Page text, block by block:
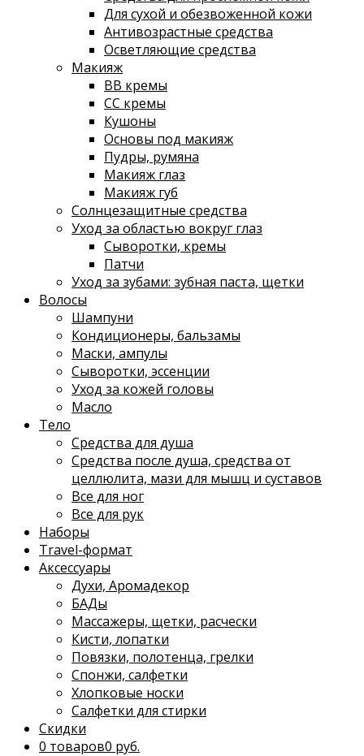
Для сухой и обезвоженной кожи
Антивозрастные средства
Осветляющие средства
Макияж
ВВ кремы
СС кремы
Кушоны
Основы под макияж
Пудры, румяна
Макияж глаз
Макияж губ
Солнцезащитные средства
Уход за областью вокруг глаз
Сыворотки, кремы
Патчи
Уход за зубами: зубная паста, щетки
Волосы
Шампуни
Кондиционеры, бальзамы
Маски, ампулы
Сыворотки, эссенции
Уход за кожей головы
Масло
Тело
Средства для душа
Средства после душа, средства от
целлюлита, мази для мышц и суставов
Все для ног
Все для рук
Наборы
Travel-формат
Аксессуары
Духи, Аромадекор
БАДы
Массажеры, щетки, расчески
Кисти, лопатки
Повязки, полотенца, грелки
Спонжи, салфетки
Хлопковые носки
Салфетки для стирки
Скидки
0 товаров0 руб.